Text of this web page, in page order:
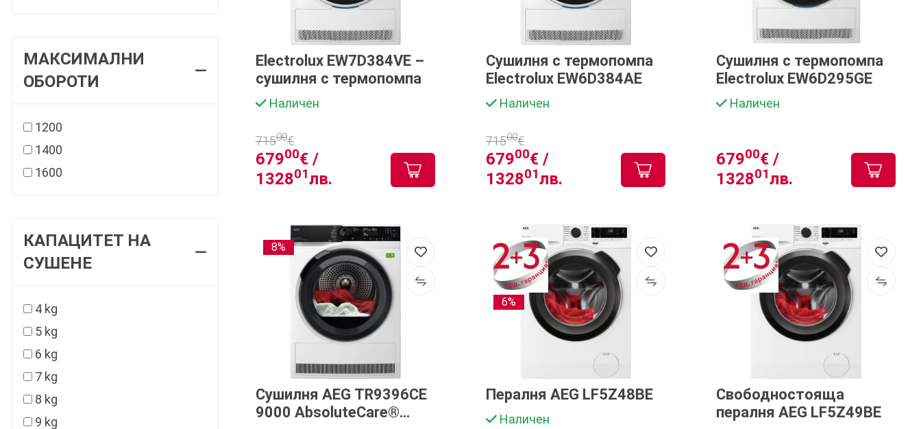
МАКСИМАЛНИ
ОБОРОТИ
1200
1400
1600
КАПАЦИТЕТ НА
СУШЕНЕ
4 kg
5 kg
6 kg
7 kg
8 kg
9 kg
Electrolux EW7D384VE –
сушилня с термопомпа
Наличен
67900€ /
132801лв.
71500€
Сушилня с термопомпа
Electrolux EW6D384AE
Наличен
67900€ /
132801лв.
71500€
Сушилня с термопомпа
Electrolux EW6D295GE
Наличен
67900€ /
132801лв.
8%
Сушилня AEG TR9396CE
9000 AbsoluteCare®
6%
Пералня AEG LF5Z48BE
Наличен
Свободностояща
пералня AEG LF5Z49BE